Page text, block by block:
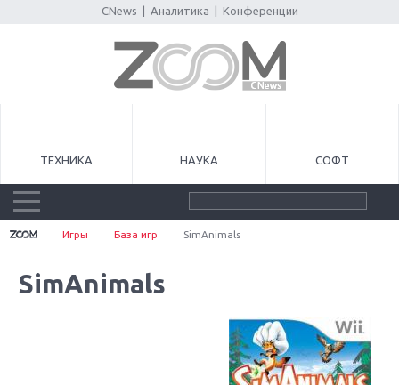
CNews Аналитика Конференции
ТЕХНИКА НАУКА СОФТ
Игры База игр SimAnimals
SimAnimals